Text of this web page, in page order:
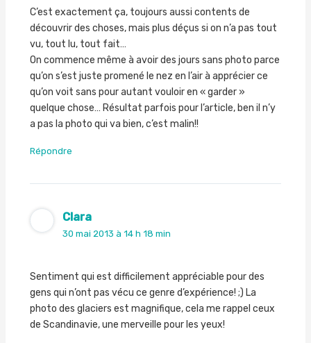
C’est exactement ça, toujours aussi contents de
découvrir des choses, mais plus déçus si on n’a pas tout
vu, tout lu, tout fait…
On commence même à avoir des jours sans photo parce
qu’on s’est juste promené le nez en l’air à apprécier ce
qu’on voit sans pour autant vouloir en « garder »
quelque chose… Résultat parfois pour l’article, ben il n’y
a pas la photo qui va bien, c’est malin!!
Répondre
Clara
30 mai 2013 à 14 h 18 min
Sentiment qui est difficilement appréciable pour des
gens qui n’ont pas vécu ce genre d’expérience! ;) La
photo des glaciers est magnifique, cela me rappel ceux
de Scandinavie, une merveille pour les yeux!